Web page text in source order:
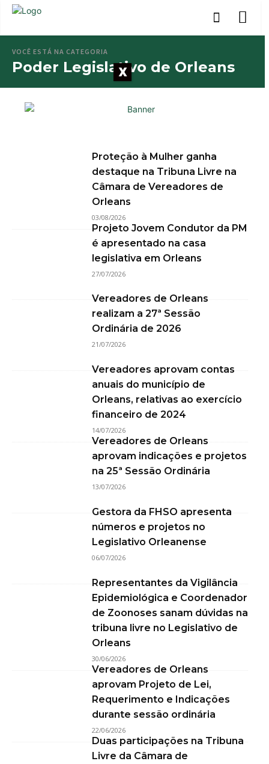
VOCÊ ESTÁ NA CATEGORIA
Poder Legislativo de Orleans
Proteção à Mulher ganha
destaque na Tribuna Livre na
Câmara de Vereadores de
Orleans
03/08/2026
Projeto Jovem Condutor da PM
é apresentado na casa
legislativa em Orleans
27/07/2026
Vereadores de Orleans
realizam a 27ª Sessão
Ordinária de 2026
21/07/2026
Vereadores aprovam contas
anuais do município de
Orleans, relativas ao exercício
financeiro de 2024
14/07/2026
Vereadores de Orleans
aprovam indicações e projetos
na 25ª Sessão Ordinária
13/07/2026
Gestora da FHSO apresenta
números e projetos no
Legislativo Orleanense
06/07/2026
Representantes da Vigilância
Epidemiológica e Coordenador
de Zoonoses sanam dúvidas na
tribuna livre no Legislativo de
Orleans
30/06/2026
Vereadores de Orleans
aprovam Projeto de Lei,
Requerimento e Indicações
durante sessão ordinária
22/06/2026
Duas participações na Tribuna
Livre da Câmara de
X